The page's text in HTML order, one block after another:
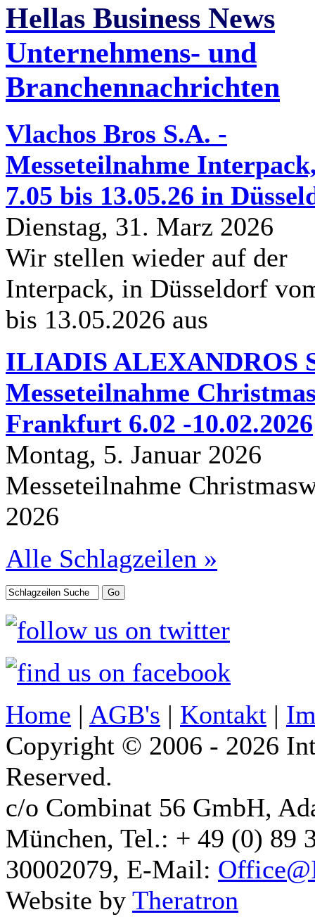
Hellas Business News
Unternehmens- und
Branchennachrichten
Vlachos Bros S.A. -
Messeteilnahme
7.05 bis 13.05.26 in
Dienstag, 31. Marz 2026
Wir stellen wieder auf der
Interpack, in Düsseldorf
bis 13.05.2026 aus
ILIADIS ALEXANDROS
Messeteilnahme
Frankfurt 6.02 -10.02.2026
Montag, 5. Januar 2026
Messeteilnahme
2026
Alle Schlagzeilen »
Home | AGB's | Kontakt |
Copyright © 2006 - 2026
Reserved.
c/o Combinat 56 GmbH,
München, Tel.: + 49 (0) 89
30002079, E-Mail:
Website by Theratron